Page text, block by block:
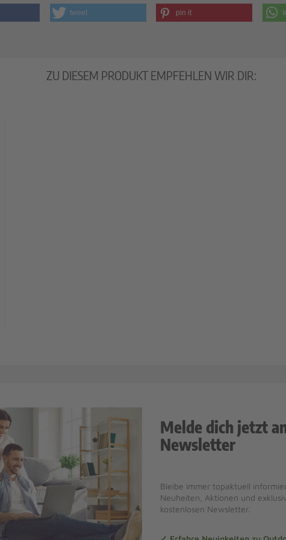
tweet pin it
ZU DIESEM PRODUKT EMPFEHLEN WIR DIR:
Melde dich jetzt
Newsletter
Bleibe immer topaktuell
Neuheiten, Aktionen und
kostenlosen Newsletter.